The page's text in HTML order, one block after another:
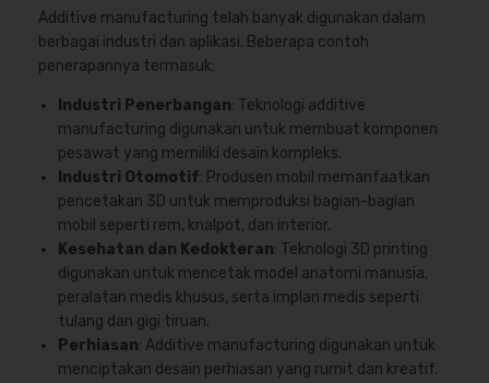
Additive manufacturing telah banyak digunakan dalam
berbagai industri dan aplikasi. Beberapa contoh
penerapannya termasuk:
Industri Penerbangan: Teknologi additive
manufacturing digunakan untuk membuat komponen
pesawat yang memiliki desain kompleks.
Industri Otomotif: Produsen mobil memanfaatkan
pencetakan 3D untuk memproduksi bagian-bagian
mobil seperti rem, knalpot, dan interior.
Kesehatan dan Kedokteran: Teknologi 3D printing
digunakan untuk mencetak model anatomi manusia,
peralatan medis khusus, serta implan medis seperti
tulang dan gigi tiruan.
Perhiasan: Additive manufacturing digunakan untuk
menciptakan desain perhiasan yang rumit dan kreatif.